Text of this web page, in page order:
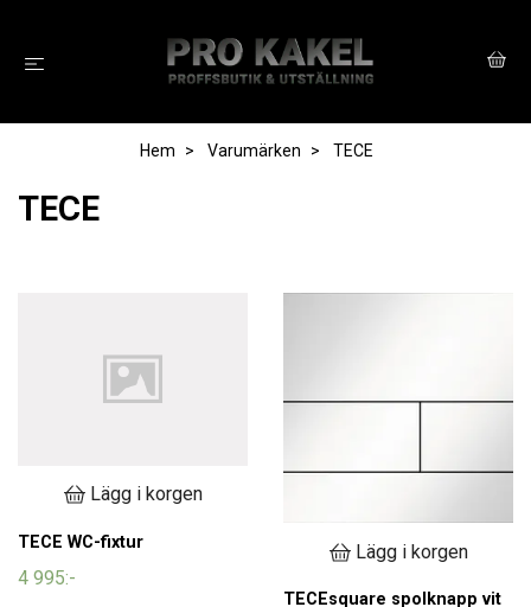
Hem Varumärken TECE
TECE
Lägg i korgen
TECE WC-fixtur
4 995:-
Lägg i korgen
TECEsquare spolknapp vit